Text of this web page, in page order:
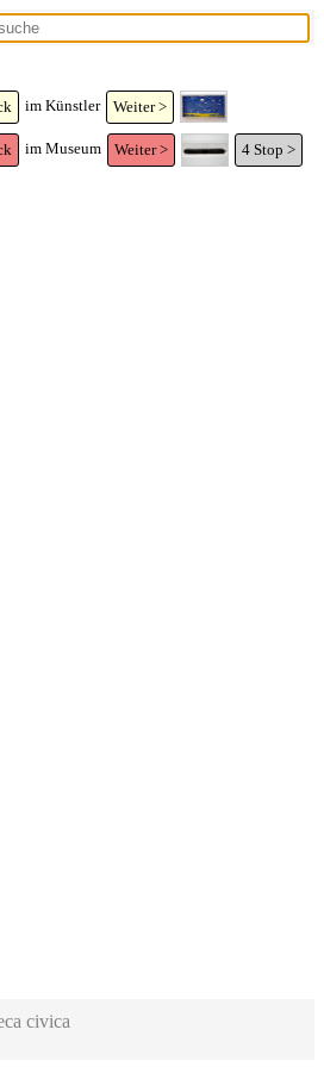
im Künstler Weiter >
im Museum Weiter > 4 Stop >
civica